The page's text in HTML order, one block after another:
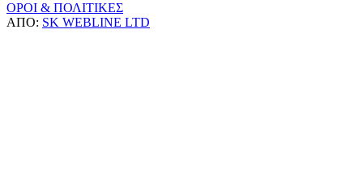
ΟΡΟΙ & ΠΟΛΙΤΙΚΕΣ
ΑΠΟ: SK WEBLINE LTD